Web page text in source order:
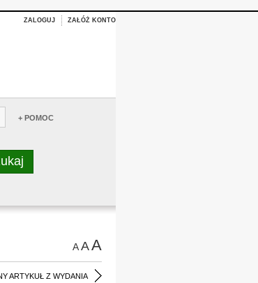
ZALOGUJ ZAŁÓŻ KONTO
+ POMOC
AAA
ARTYKUŁ Z WYDANIA